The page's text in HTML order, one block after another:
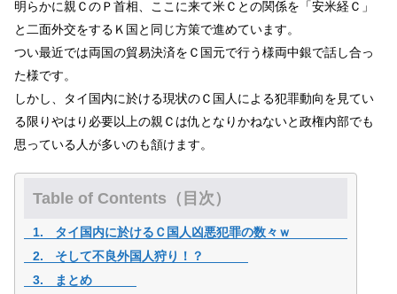
明らかに親ＣのＰ首相、ここに来て米Ｃとの関係を「安米経Ｃ」
と二面外交をするＫ国と同じ方策で進めています。
つい最近では両国の貿易決済をＣ国元で行う様両中銀で話し合っ
た様です。
しかし、タイ国内に於ける現状のＣ国人による犯罪動向を見てい
る限りやはり必要以上の親Ｃは仇となりかねないと政権内部でも
思っている人が多いのも頷けます。
Table of Contents（目次）
タイ国内に於けるＣ国人凶悪犯罪の数々ｗ
そして不良外国人狩り！？
まとめ